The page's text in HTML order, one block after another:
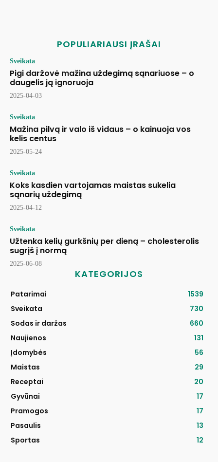
POPULIARIAUSI ĮRAŠAI
Sveikata
Pigi daržovė mažina uždegimą sąnariuose – o
daugelis ją ignoruoja
2025-04-03
Sveikata
Mažina pilvą ir valo iš vidaus – o kainuoja vos
kelis centus
2025-05-24
Sveikata
Koks kasdien vartojamas maistas sukelia
sąnarių uždegimą
2025-04-12
Sveikata
Užtenka kelių gurkšnių per dieną – cholesterolis
sugrįš į normą
2025-06-08
KATEGORIJOS
Patarimai
1539
Sveikata
730
Sodas ir daržas
660
Naujienos
131
Įdomybės
56
Maistas
29
Receptai
20
Gyvūnai
17
Pramogos
17
Pasaulis
13
Sportas
12